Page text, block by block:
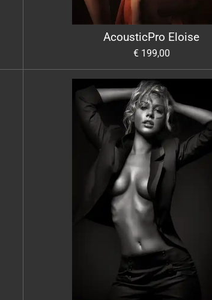
AcousticPro Eloise
€ 199,00